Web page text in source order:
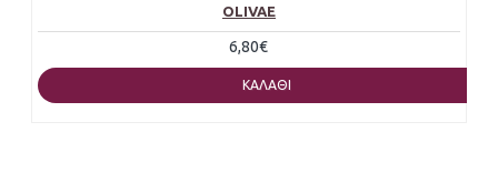
OLIVAE
6,80€
ΚΑΛΆΘΙ